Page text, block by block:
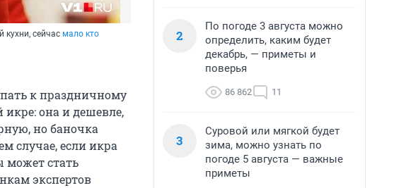
кухни, сейчас мало кто
к праздничному
она и дешевле,
но баночка
случае, если икра
может стать
экспертов
2
По погоде 3 августа можно
определить, каким будет
декабрь, — приметы и
поверья
86 862 11
3
Суровой или мягкой будет
зима, можно узнать по
погоде 5 августа — важные
приметы